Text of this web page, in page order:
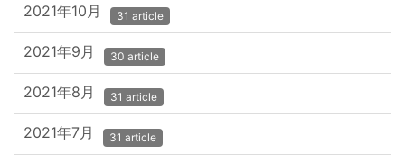
2021年10月 31 article
2021年9月 30 article
2021年8月 31 article
2021年7月 31 article